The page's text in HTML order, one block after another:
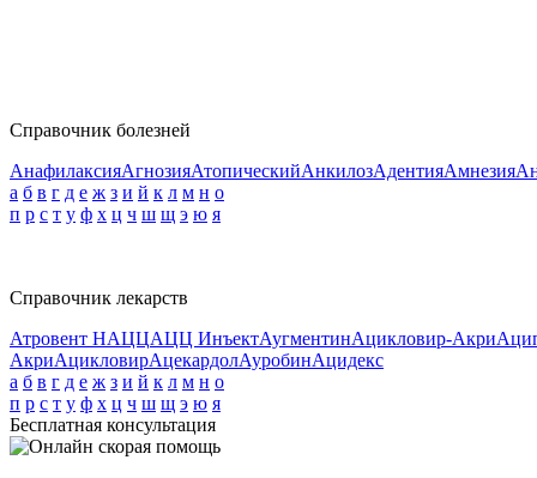
Справочник болезней
АнафилаксияАгнозияАтопическийАнкилозАдентияАмнезия
а б в г д е ж з и й к л м н о
п р с т у ф х ц ч ш щ э ю я
Справочник лекарств
Атровент НАЦЦАЦЦ ИнъектАугментинАцикловир-Акри
АкриАцикловирАцекардолАуробинАцидекс
а б в г д е ж з и й к л м н о
п р с т у ф х ц ч ш щ э ю я
Бесплатная консультация